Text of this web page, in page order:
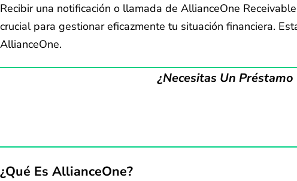
Recibir una notificación o llamada de AllianceOne
crucial para gestionar eficazmente tu situación financiera.
AllianceOne.
¿Necesitas Un
¿Qué Es AllianceOne?